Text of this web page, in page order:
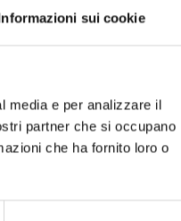
sui cookie
media e per analizzare il
partner che si occupano
che ha fornito loro o